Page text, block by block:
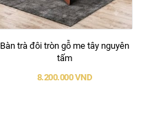
Bàn trà đôi tròn gỗ me tây nguyên
tấm
8.200.000 VND